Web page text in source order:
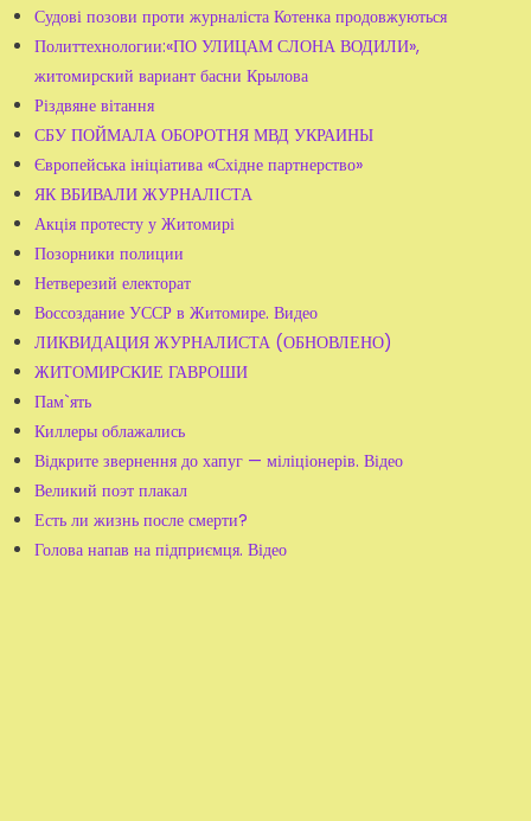
Судові позови проти журналіста Котенка продовжуються
Политтехнологии:«ПО УЛИЦАМ СЛОНА ВОДИЛИ»,
житомирский вариант басни Крылова
Різдвяне вітання
СБУ ПОЙМАЛА ОБОРОТНЯ МВД УКРАИНЫ
Європейська ініціатива «Східне партнерство»
ЯК ВБИВАЛИ ЖУРНАЛІСТА
Акція протесту у Житомирі
Позорники полиции
Нетверезий електорат
Воссоздание УССР в Житомире. Видео
ЛИКВИДАЦИЯ ЖУРНАЛИСТА (ОБНОВЛЕНО)
ЖИТОМИРСКИЕ ГАВРОШИ
Пам`ять
Киллеры облажались
Відкрите звернення до хапуг — міліціонерів. Відео
Великий поэт плакал
Есть ли жизнь после смерти?
Голова напав на підприємця. Відео